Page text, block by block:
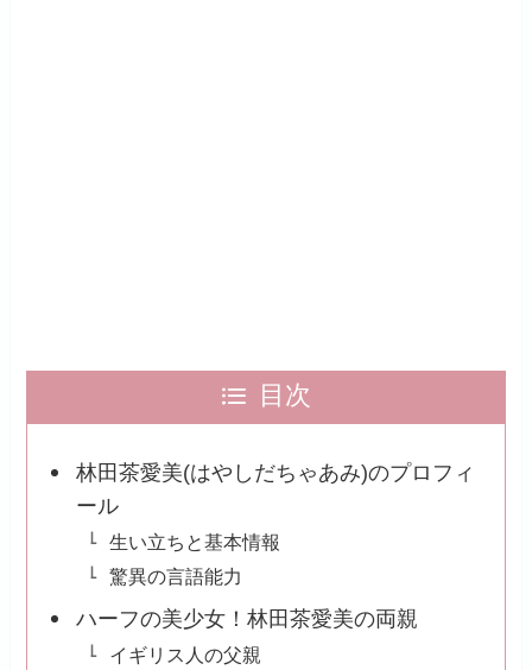
目次
林田茶愛美(はやしだちゃあみ)のプロフィ
ール
生い立ちと基本情報
驚異の言語能力
ハーフの美少女！林田茶愛美の両親
イギリス人の父親